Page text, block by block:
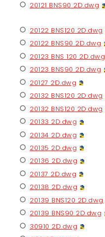
20121 BNS90 2D.dwg
20122 BNS120 2D.dwg
20122 BNS90 2D.dwg
20123 BNS 120 2D.dwg
20123 BNS90 2D.dwg
20127 2D.dwg
20132 BNS120 2D.dwg
20132 BNS120 2D.dwg
20133 2D.dwg
20134 2D.dwg
20135 2D.dwg
20136 2D.dwg
20137 2D.dwg
20138 2D.dwg
20139 BNS120 2D.dwg
20139 BNS90 2D.dwg
30910 2D.dwg